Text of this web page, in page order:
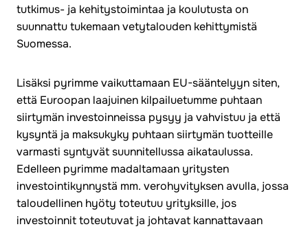
tutkimus- ja kehitystoimintaa ja koulutusta on
suunnattu tukemaan vetytalouden kehittymistä
Suomessa.
Lisäksi pyrimme vaikuttamaan EU-sääntelyyn siten,
että Euroopan laajuinen kilpailuetumme puhtaan
siirtymän investoinneissa pysyy ja vahvistuu ja että
kysyntä ja maksukyky puhtaan siirtymän tuotteille
varmasti syntyvät suunnitellussa aikataulussa.
Edelleen pyrimme madaltamaan yritysten
investointikynnystä mm. verohyvityksen avulla, jossa
taloudellinen hyöty toteutuu yrityksille, jos
investoinnit toteutuvat ja johtavat kannattavaan